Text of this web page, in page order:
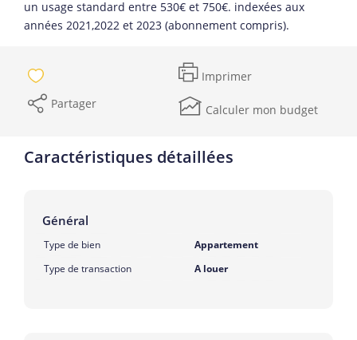
un usage standard entre 530€ et 750€. indexées aux
années 2021,2022 et 2023 (abonnement compris).
Imprimer
Partager
Calculer mon budget
Caractéristiques détaillées
Général
Type de bien
Appartement
Type de transaction
A louer